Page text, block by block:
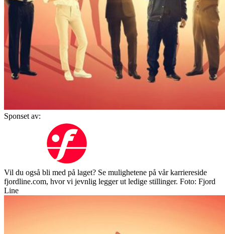
Sponset av:
Vil du også bli med på laget? Se mulighetene på vår karriereside
fjordline.com, hvor vi jevnlig legger ut ledige stillinger. Foto: Fjord
Line